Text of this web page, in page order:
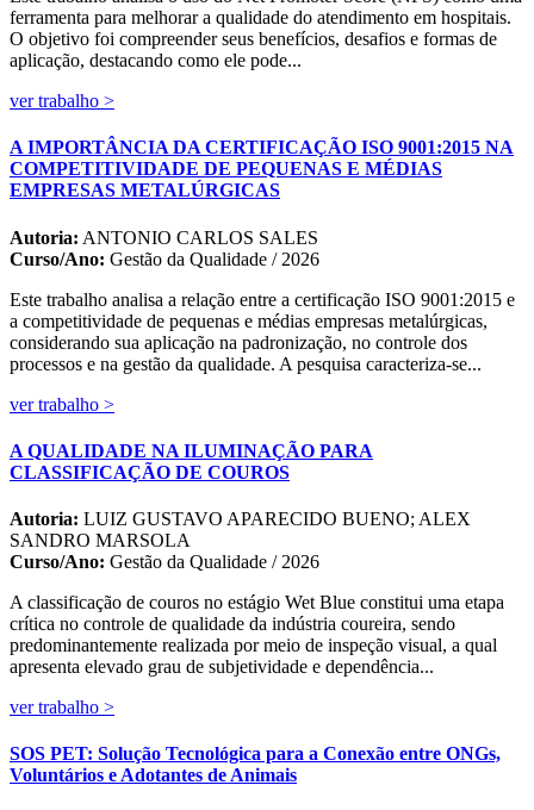
ferramenta para melhorar a qualidade do atendimento em hospitais.
O objetivo foi compreender seus benefícios, desafios e formas de
aplicação, destacando como ele pode...
ver trabalho >
A IMPORTÂNCIA DA CERTIFICAÇÃO ISO 9001:2015 NA
COMPETITIVIDADE DE PEQUENAS E MÉDIAS
EMPRESAS METALÚRGICAS
Autoria: ANTONIO CARLOS SALES
Curso/Ano: Gestão da Qualidade / 2026
Este trabalho analisa a relação entre a certificação ISO 9001:2015 e
a competitividade de pequenas e médias empresas metalúrgicas,
considerando sua aplicação na padronização, no controle dos
processos e na gestão da qualidade. A pesquisa caracteriza-se...
ver trabalho >
A QUALIDADE NA ILUMINAÇÃO PARA
CLASSIFICAÇÃO DE COUROS
Autoria: LUIZ GUSTAVO APARECIDO BUENO; ALEX
SANDRO MARSOLA
Curso/Ano: Gestão da Qualidade / 2026
A classificação de couros no estágio Wet Blue constitui uma etapa
crítica no controle de qualidade da indústria coureira, sendo
predominantemente realizada por meio de inspeção visual, a qual
apresenta elevado grau de subjetividade e dependência...
ver trabalho >
SOS PET: Solução Tecnológica para a Conexão entre ONGs,
Voluntários e Adotantes de Animais